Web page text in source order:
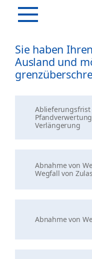
Sie haben
Ausland und
Ablieferungsfrist
Verlängerung
Abnahme von
Wegfall von
Abnahme von